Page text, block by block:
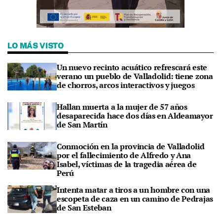
LO MÁS VISTO
Un nuevo recinto acuático refrescará este
verano un pueblo de Valladolid: tiene zona
de chorros, arcos interactivos y juegos
Hallan muerta a la mujer de 57 años
desaparecida hace dos días en Aldeamayor
de San Martín
Conmoción en la provincia de Valladolid
por el fallecimiento de Alfredo y Ana
Isabel, víctimas de la tragedia aérea de
Perú
Intenta matar a tiros a un hombre con una
escopeta de caza en un camino de Pedrajas
de San Esteban